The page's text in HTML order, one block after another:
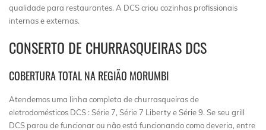
qualidade para restaurantes. A DCS criou cozinhas profissionais
internas e externas.
CONSERTO DE CHURRASQUEIRAS DCS
COBERTURA TOTAL NA REGIÃO MORUMBI
Atendemos uma linha completa de churrasqueiras de
eletrodomésticos DCS : Série 7, Série 7 Liberty e Série 9. Se seu grill
DCS parou de funcionar ou não está funcionando como deveria, entre